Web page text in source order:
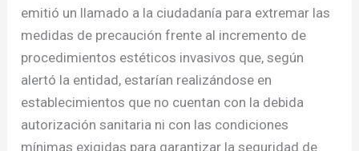
emitió un llamado a la ciudadanía para extremar las
medidas de precaución frente al incremento de
procedimientos estéticos invasivos que, según
alertó la entidad, estarían realizándose en
establecimientos que no cuentan con la debida
autorización sanitaria ni con las condiciones
mínimas exigidas para garantizar la seguridad de